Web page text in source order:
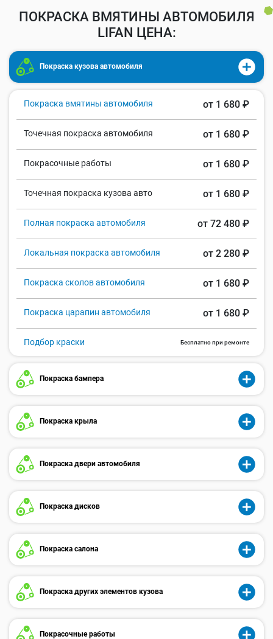
ПОКРАСКА ВМЯТИНЫ АВТОМОБИЛЯ
LIFAN ЦЕНА:
Покраска кузова автомобиля
Покраска вмятины автомобиля от 1 680 ₽
Точечная покраска автомобиля от 1 680 ₽
Покрасочные работы от 1 680 ₽
Точечная покраска кузова авто от 1 680 ₽
Полная покраска автомобиля от 72 480 ₽
Локальная покраска автомобиля от 2 280 ₽
Покраска сколов автомобиля от 1 680 ₽
Покраска царапин автомобиля от 1 680 ₽
Подбор краски Бесплатно при ремонте
Покраска бампера
Покраска крыла
Покраска двери автомобиля
Покраска дисков
Покраска салона
Покраска других элементов кузова
Покрасочные работы